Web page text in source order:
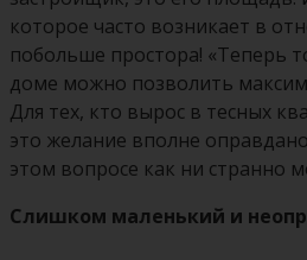
которое часто возникает в
побольше простора! «Теперь
доме можно позволить
Для тех, кто вырос в тесных
это желание вполне
этом вопросе как ни странно
Слишком маленький и